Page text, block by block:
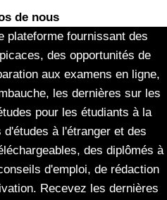
de nous
plateforme fournissant des
des opportunités de
aux examens en ligne,
les dernières sur les
pour les étudiants à la
à l'étranger et des
des diplômés à
d'emploi, de rédaction
Recevez les dernières